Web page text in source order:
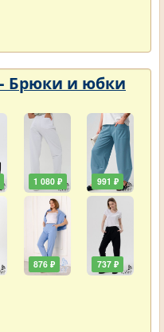
- Брюки и юбки
1 080 ₽
876 ₽
991 ₽
737 ₽